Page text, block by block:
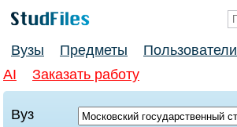
Вузы Предметы Пользователи
AI
Заказать работу
Вуз